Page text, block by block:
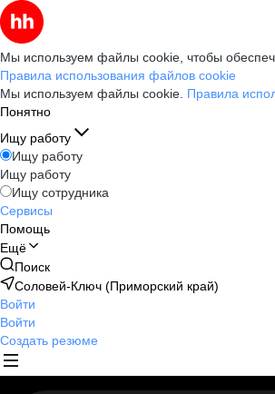
Мы используем файлы cookie, чтобы
Правила использования файлов cookie
Мы используем файлы cookie. Правила
Понятно
Ищу работу
Ищу работу
Ищу работу
Ищу сотрудника
Сервисы
Помощь
Ещё
Поиск
Соловей-Ключ (Приморский край)
Войти
Войти
Создать резюме